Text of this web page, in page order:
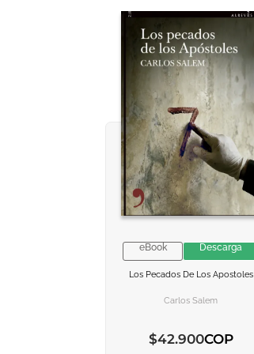
VER INFORMACION
VER INFORMACION
eBook Descarga
Los Pecados De Los Apostoles
Carlos Salem
$42.900COP